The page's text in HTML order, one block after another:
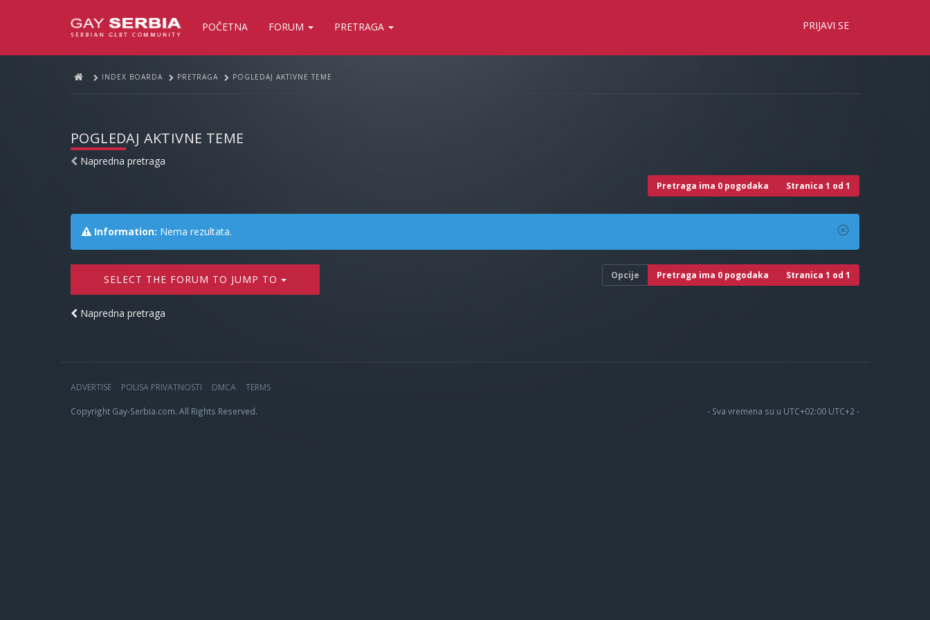
POČETNA FORUM PRETRAGA PRIJAVI SE
INDEX BOARDA PRETRAGA POGLEDAJ AKTIVNE TEME
POGLEDAJ AKTIVNE TEME
Napredna pretraga
Pretraga ima 0 pogodaka Stranica 1 od 1
Information: Nema rezultata.
Opcije Pretraga ima 0 pogodaka Stranica 1 od 1
SELECT THE FORUM TO JUMP TO
Napredna pretraga
ADVERTISE POLISA PRIVATNOSTI DMCA TERMS
Copyright Gay-Serbia.com. All Rights Reserved. - Sva vremena su u UTC+02:00 UTC+2 -